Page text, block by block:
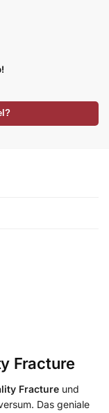
Fracture
Fracture und
Das geniale